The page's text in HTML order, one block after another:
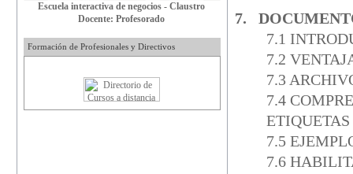
Escuela interactiva de negocios - Claustro
Docente: Profesorado
Formación de Profesionales y Directivos
7.
7.1
7.2
7.3
7.4
7.5
7.6